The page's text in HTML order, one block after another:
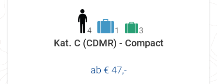
4 1 3
Kat. C (CDMR) - Compact
ab € 47,-